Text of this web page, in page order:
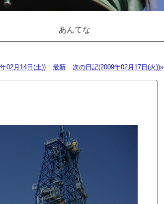
あんてな
02月14日(土))
最新 次の日記(2009年02月17日(火))»